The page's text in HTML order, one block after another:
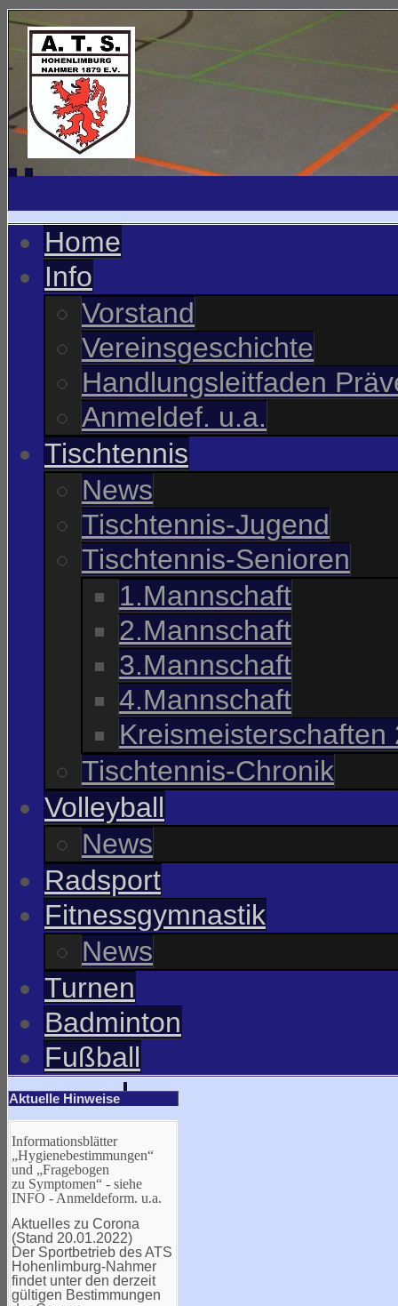
Home
Info
Vorstand
Vereinsgeschichte
Handlungsleitfaden
Anmeldef. u.a.
Tischtennis
News
Tischtennis-Jugend
Tischtennis-Senioren
1.Mannschaft
2.Mannschaft
3.Mannschaft
4.Mannschaft
Kreismeisterschaften
Tischtennis-Chronik
Volleyball
News
Radsport
Fitnessgymnastik
News
Turnen
Badminton
Fußball
Aktuelle Hinweise
Informationsblätter
„Hygienebestimmungen“
und „Fragebogen
zu Symptomen“ - siehe
INFO - Anmeldeform. u.a.
Aktuelles zu Corona
(Stand 20.01.2022)
Der Sportbetrieb des ATS
Hohenlimburg-Nahmer
findet unter den derzeit
gültigen Bestimmungen